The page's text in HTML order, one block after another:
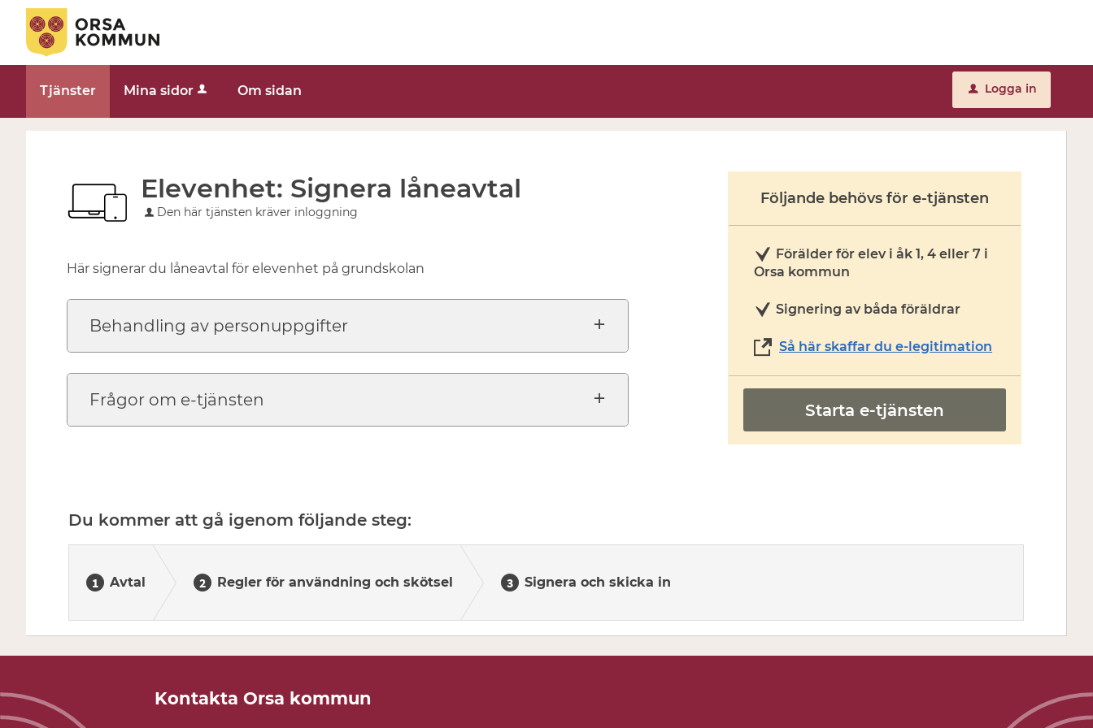
Tjänster Mina sidor Om sidan u Logga in
Elevenhet: Signera låneavtal
Den här tjänsten kräver inloggning
Här signerar du låneavtal för elevenhet på grundskolan
Behandling av personuppgifter
Frågor om e-tjänsten
Följande behövs för e-tjänsten
Förälder för elev i åk 1, 4 eller 7 i
Orsa kommun
Signering av båda föräldrar
Så här skaffar du e-legitimation
Starta e-tjänsten
Du kommer att gå igenom följande steg:
Avtal Regler för användning och skötsel Signera och skicka in
Kontakta Orsa kommun